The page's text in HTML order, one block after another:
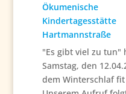
Ökumenische
Kindertagesstätte
Hartmannstraße
"Es gibt viel zu tun"
Samstag, den
dem Winterschlaf